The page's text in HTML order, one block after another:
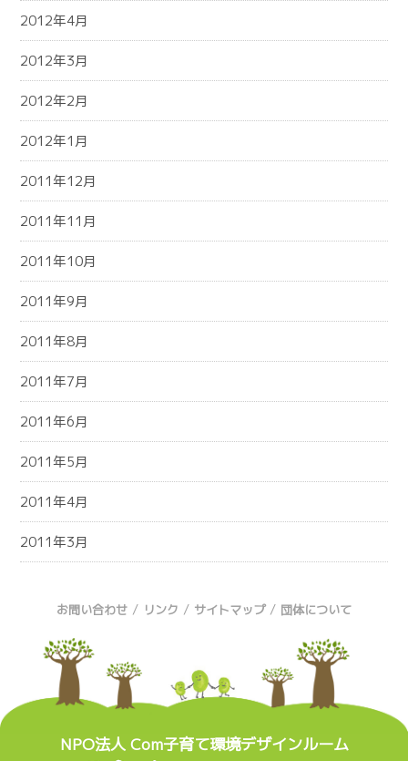
2012年4月
2012年3月
2012年2月
2012年1月
2011年12月
2011年11月
2011年10月
2011年9月
2011年8月
2011年7月
2011年6月
2011年5月
2011年4月
2011年3月
お問い合わせ / リンク / サイトマップ / 団体について
NPO法人 Com子育て環境デザインルーム